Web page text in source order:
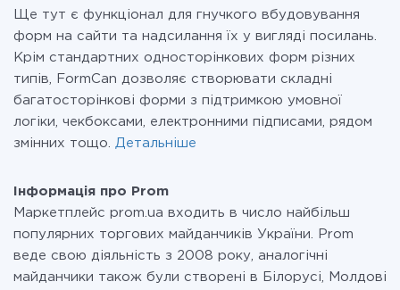
Ще тут є функціонал для гнучкого вбудовування
форм на сайти та надсилання їх у вигляді посилань.
Крім стандартних односторінкових форм різних
типів, FormCan дозволяє створювати складні
багатосторінкові форми з підтримкою умовної
логіки, чекбоксами, електронними підписами, рядом
змінних тощо. Детальніше
Інформація про Prom
Маркетплейс prom.ua входить в число найбільш
популярних торгових майданчиків України. Prom
веде свою діяльність з 2008 року, аналогічні
майданчики також були створені в Білорусі, Молдові